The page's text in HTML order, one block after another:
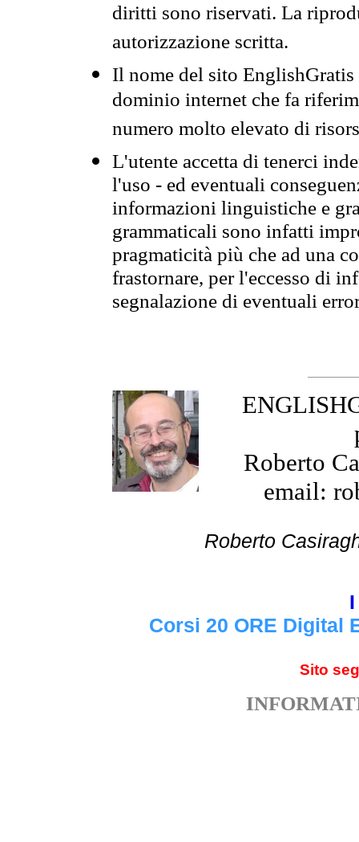
diritti sono riservati. La
autorizzazione scritta.
Il nome del sito
dominio internet che fa
numero molto elevato di
L'utente accetta di tenerci
l'uso - ed eventuali
informazioni linguistiche e
grammaticali sono infatti
pragmaticità più che ad una
frastornare, per l'eccesso di
segnalazione di eventuali
Roberto
email:
Roberto
Corsi 20 ORE Digital
Sito